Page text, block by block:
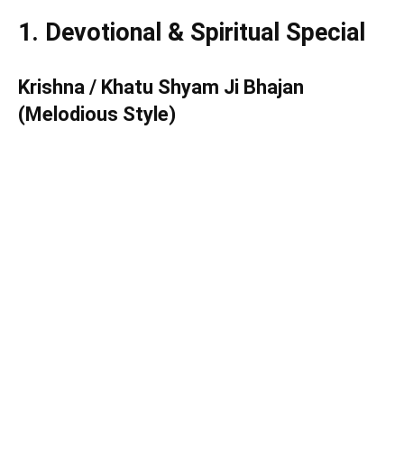
1. Devotional & Spiritual Special
Krishna / Khatu Shyam Ji Bhajan
(Melodious Style)